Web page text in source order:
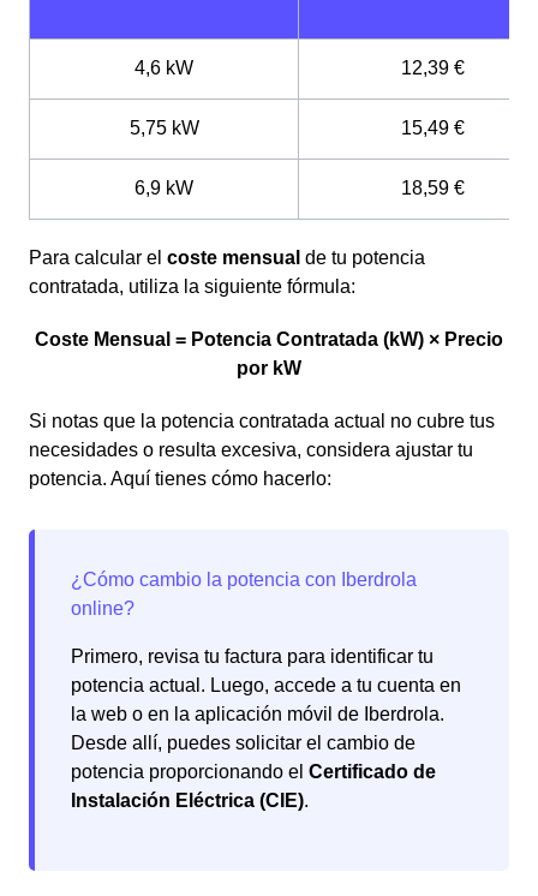
4,6 kW 12,39 €
5,75 kW 15,49 €
6,9 kW 18,59 €
Para calcular el coste mensual de tu potencia
contratada, utiliza la siguiente fórmula:
Coste Mensual = Potencia Contratada (kW) × Precio
por kW
Si notas que la potencia contratada actual no cubre tus
necesidades o resulta excesiva, considera ajustar tu
potencia. Aquí tienes cómo hacerlo:
Primero, revisa tu factura para identificar tu
potencia actual. Luego, accede a tu cuenta en
la web o en la aplicación móvil de Iberdrola.
Desde allí, puedes solicitar el cambio de
potencia proporcionando el Certificado de
Instalación Eléctrica (CIE).